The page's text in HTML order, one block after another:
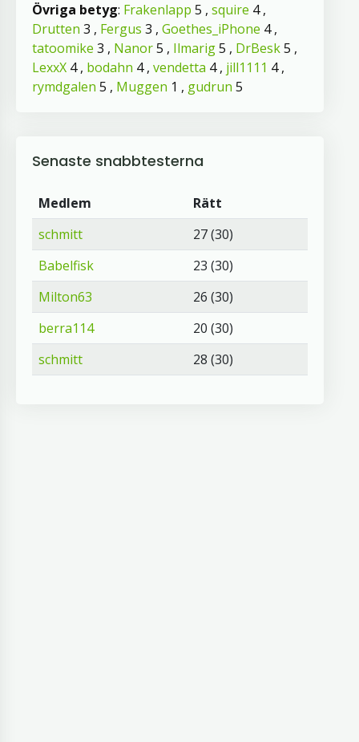
Övriga betyg: Frakenlapp 5 , squire 4 ,
Drutten 3 , Fergus 3 , Goethes_iPhone 4 ,
tatoomike 3 , Nanor5 , Ilmarig5 , DrBesk5 ,
LexxX 4 , bodahn 4 , vendetta 4 , jill1111 4 ,
rymdgalen 5 , Muggen 1 , gudrun 5
Senaste snabbtesterna
Medlem
Rätt
schmitt
27 (30)
Babelfisk
23 (30)
Milton63
26 (30)
berra114
20 (30)
schmitt
28 (30)